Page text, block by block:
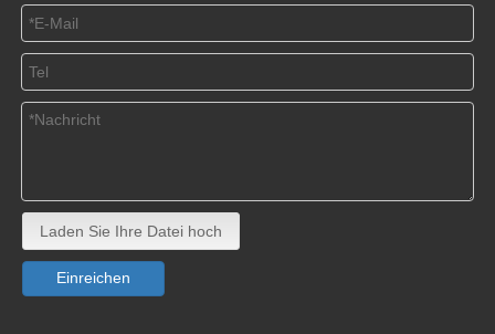
Laden Sie Ihre Datei hoch
Einreichen